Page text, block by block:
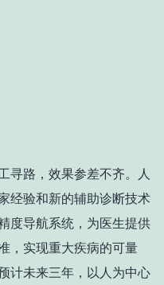
寻路，效果参差不齐。人
经验和新的辅助诊断技术
度导航系统，为医生提供
，实现重大疾病的可量
计未来三年，以人为中心